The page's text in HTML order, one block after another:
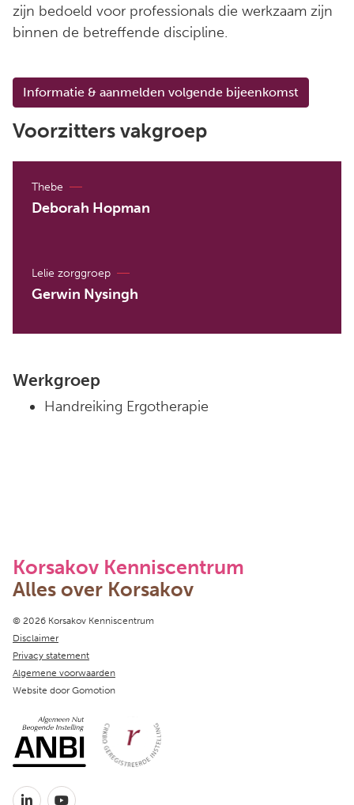
zijn bedoeld voor professionals die werkzaam zijn
binnen de betreffende discipline.
Informatie & aanmelden volgende bijeenkomst
Voorzitters vakgroep
Thebe
Deborah Hopman
Lelie zorggroep
Gerwin Nysingh
Werkgroep
Handreiking Ergotherapie
Korsakov Kenniscentrum
Alles over Korsakov
Copyright navigation
© 2026 Korsakov Kenniscentrum
Disclaimer
Privacy statement
Algemene voorwaarden
Website door Gomotion